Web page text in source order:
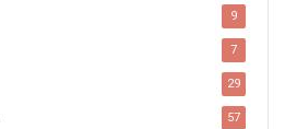
9
7
29
57